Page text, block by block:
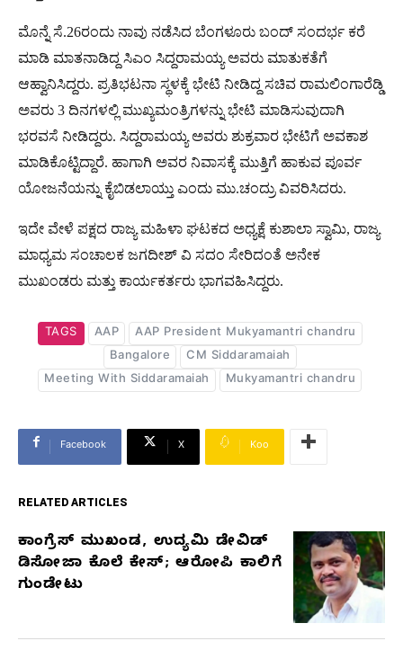
ಮೊನ್ನೆ ಸೆ.26ರಂದು ನಾವು ನಡೆಸಿದ ಬೆಂಗಳೂರು ಬಂದ್‌ ಸಂದರ್ಭ ಕರೆ
ಮಾಡಿ ಮಾತನಾಡಿದ್ದ ಸಿಎಂ ಸಿದ್ದರಾಮಯ್ಯ ಅವರು ಮಾತುಕತೆಗೆ
ಆಹ್ವಾನಿಸಿದ್ದರು. ಪ್ರತಿಭಟನಾ ಸ್ಥಳಕ್ಕೆ ಭೇಟಿ ನೀಡಿದ್ದ ಸಚಿವ ರಾಮಲಿಂಗಾರೆಡ್ಡಿ
ಅವರು 3 ದಿನಗಳಲ್ಲಿ ಮುಖ್ಯಮಂತ್ರಿಗಳನ್ನು ಭೇಟಿ ಮಾಡಿಸುವುದಾಗಿ
ಭರವಸೆ ನೀಡಿದ್ದರು. ಸಿದ್ದರಾಮಯ್ಯ ಅವರು ಶುಕ್ರವಾರ ಭೇಟಿಗೆ ಅವಕಾಶ
ಮಾಡಿಕೊಟ್ಟಿದ್ದಾರೆ. ಹಾಗಾಗಿ ಅವರ ನಿವಾಸಕ್ಕೆ ಮುತ್ತಿಗೆ ಹಾಕುವ ಪೂರ್ವ
ಯೋಜನೆಯನ್ನು ಕೈಬಿಡಲಾಯ್ತು ಎಂದು ಮು.ಚಂದ್ರು ವಿವರಿಸಿದರು.
ಇದೇ ವೇಳೆ ಪಕ್ಷದ ರಾಜ್ಯ ಮಹಿಳಾ ಘಟಕದ ಅಧ್ಯಕ್ಷೆ ಕುಶಾಲಾ ಸ್ವಾಮಿ, ರಾಜ್ಯ
ಮಾಧ್ಯಮ ಸಂಚಾಲಕ ಜಗದೀಶ್‌ ವಿ ಸದಂ ಸೇರಿದಂತೆ ಅನೇಕ
ಮುಖಂಡರು ಮತ್ತು ಕಾರ್ಯಕರ್ತರು ಭಾಗವಹಿಸಿದ್ದರು.
TAGS AAP
AAP President Mukyamantri chandru
Bangalore
CM Siddaramaiah
Meeting With Siddaramaiah
Mukyamantri chandru
Facebook X Koo
RELATED ARTICLES
RELATED
ಕಾಂಗ್ರೆಸ್‌ ಮುಖಂಡ, ಉದ್ಯಮಿ ಡೇವಿಡ್‌
ಡಿಸೋಜಾ ಕೊಲೆ ಕೇಸ್;‌ ಆರೋಪಿ ಕಾಲಿಗೆ
ಗುಂಡೇಟು